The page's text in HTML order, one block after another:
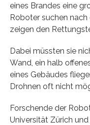
eines Brandes eine
Roboter suchen
zeigen den
Dabei müssten sie
Wand, ein halb
eines Gebäudes
Drohnen oft nicht
Forschende der
Universität Zürich